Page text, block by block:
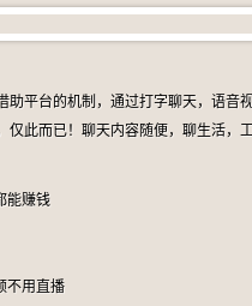
助平台的机制，通过打字聊天，语音
此而已！聊天内容随便，聊生活，
能赚钱
不用直播